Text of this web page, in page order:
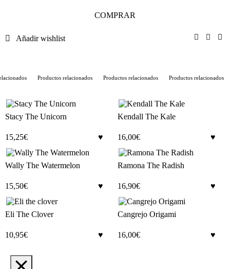
COMPRAR
Añadir wishlist
Productos relacionados Productos relacionados Productos relacionados
Stacy The Unicorn
15,25€
Kendall The Kale
16,00€
Wally The Watermelon
15,50€
Ramona The Radish
16,90€
Eli The Clover
10,95€
Cangrejo Origami
16,00€